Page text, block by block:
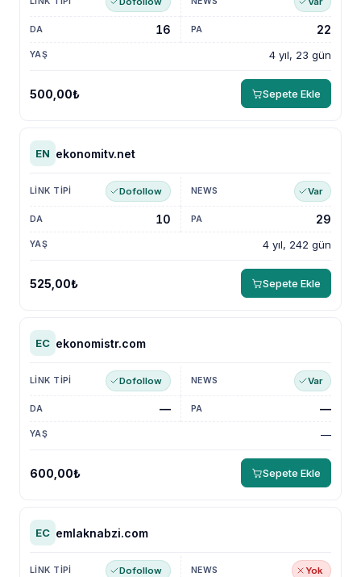
4 yıl, 23 gün
16 22
500,00₺ Sepete Ekle
EN ekonomitv.net
Dofollow Var
4 yıl, 242 gün
10 29
525,00₺ Sepete Ekle
EC ekonomistr.com
Dofollow Var
—
— —
600,00₺ Sepete Ekle
EC emlaknabzi.com
Dofollow Yok